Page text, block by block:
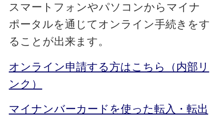
スマートフォンやパソコンからマイナ
ポータルを通じてオンライン手続きをす
ることが出来ます。
オンライン申請する方はこちら（内部リ
ンク）
マイナンバーカードを使った転入・転出